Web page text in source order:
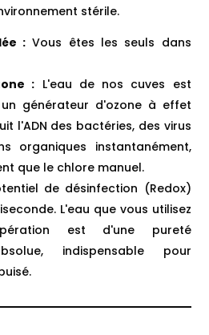
stérile.
: Vous êtes les seuls dans
: L'eau de nos cuves est
générateur d'ozone à effet
l'ADN des bactéries, des virus
organiques instantanément,
que le chlore manuel.
de désinfection (Redox)
L'eau que vous utilisez
est d'une pureté
indispensable pour